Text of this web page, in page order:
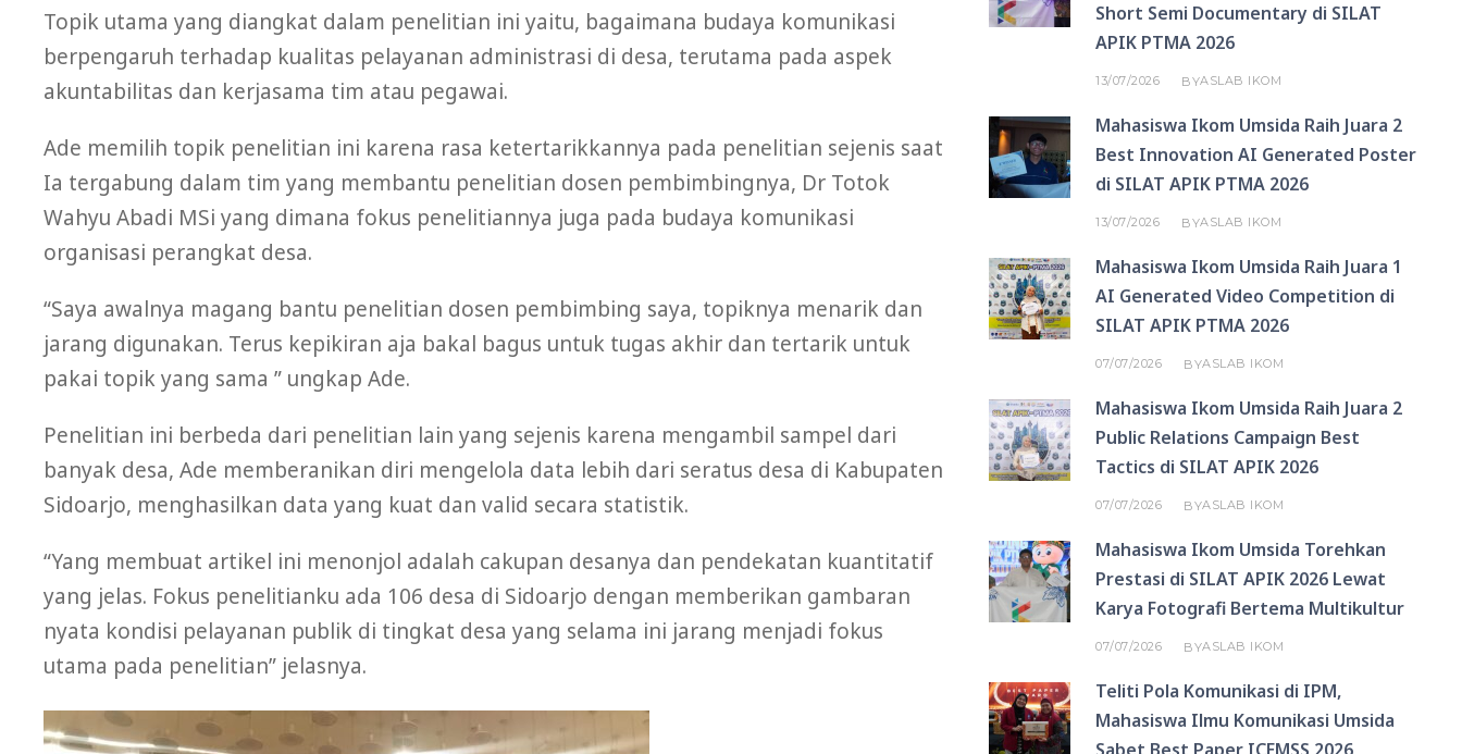
Topik utama yang diangkat dalam penelitian ini yaitu, bagaimana budaya komunikasi
berpengaruh terhadap kualitas pelayanan administrasi di desa, terutama pada aspek
akuntabilitas dan kerjasama tim atau pegawai.
Ade memilih topik penelitian ini karena rasa ketertarikkannya pada penelitian sejenis saat
Ia tergabung dalam tim yang membantu penelitian dosen pembimbingnya, Dr Totok
Wahyu Abadi MSi yang dimana fokus penelitiannya juga pada budaya komunikasi
organisasi perangkat desa.
“Saya awalnya magang bantu penelitian dosen pembimbing saya, topiknya menarik dan
jarang digunakan. Terus kepikiran aja bakal bagus untuk tugas akhir dan tertarik untuk
pakai topik yang sama ” ungkap Ade.
Penelitian ini berbeda dari penelitian lain yang sejenis karena mengambil sampel dari
banyak desa, Ade memberanikan diri mengelola data lebih dari seratus desa di Kabupaten
Sidoarjo, menghasilkan data yang kuat dan valid secara statistik.
“Yang membuat artikel ini menonjol adalah cakupan desanya dan pendekatan kuantitatif
yang jelas. Fokus penelitianku ada 106 desa di Sidoarjo dengan memberikan gambaran
nyata kondisi pelayanan publik di tingkat desa yang selama ini jarang menjadi fokus
utama pada penelitian” jelasnya.
Short Semi Documentary di SILAT
APIK PTMA 2026
13/07/2026 BYASLAB IKOM
Mahasiswa Ikom Umsida Raih Juara 2
Best Innovation AI Generated Poster
di SILAT APIK PTMA 2026
13/07/2026 BYASLAB IKOM
Mahasiswa Ikom Umsida Raih Juara 1
AI Generated Video Competition di
SILAT APIK PTMA 2026
07/07/2026 BYASLAB IKOM
Mahasiswa Ikom Umsida Raih Juara 2
Public Relations Campaign Best
Tactics di SILAT APIK 2026
07/07/2026 BYASLAB IKOM
Mahasiswa Ikom Umsida Torehkan
Prestasi di SILAT APIK 2026 Lewat
Karya Fotografi Bertema Multikultur
07/07/2026 BYASLAB IKOM
Teliti Pola Komunikasi di IPM,
Mahasiswa Ilmu Komunikasi Umsida